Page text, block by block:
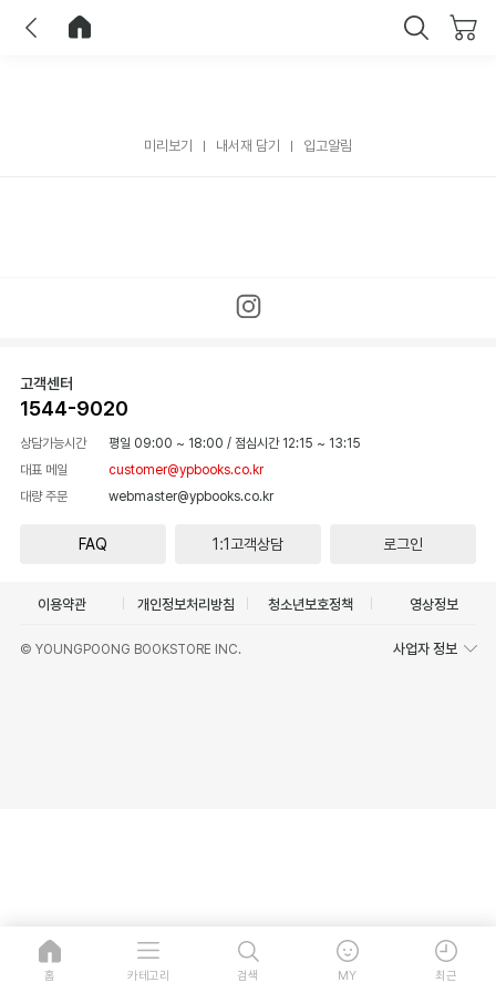
미리보기 내서재 담기 입고알림
고객센터
1544-9020
상담가능시간 평일 09:00 ~ 18:00 / 점심시간 12:15 ~ 13:15
대표 메일
customer@ypbooks.co.kr
대량 주문
webmaster@ypbooks.co.kr
FAQ 1:1고객상담 로그인
이용약관 개인정보처리방침 청소년보호정책 영상정보
© YOUNGPOONG BOOKSTORE INC. 사업자 정보
홈 카테고리 검색 MY 최근